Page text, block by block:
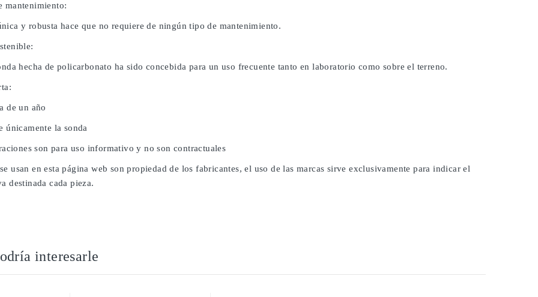
mantenimiento:
y robusta hace que no requiere de ningún tipo de mantenimiento.
hecha de policarbonato ha sido concebida para un uso frecuente tanto en laboratorio como sobre el terreno.
de un año
únicamente la sonda
son para uso informativo y no son contractuales
usan en esta página web son propiedad de los fabricantes, el uso de las marcas sirve exclusivamente para indicar el
destinada cada pieza.
interesarle